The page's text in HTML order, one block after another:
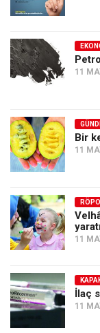
Tarih
Düşünce11
Bir
11
11
İlaç
11